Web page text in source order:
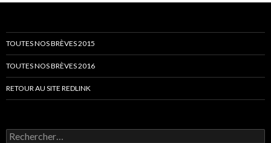
TOUTES NOS BRÈVES 2015
TOUTES NOS BRÈVES 2016
RETOUR AU SITE REDLINK
Rechercher :